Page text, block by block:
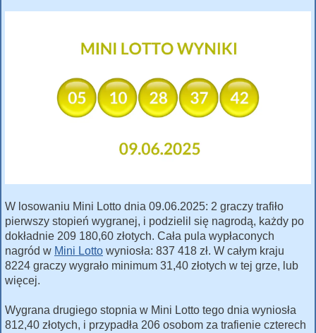
W losowaniu Mini Lotto dnia 09.06.2025: 2 graczy trafiło
pierwszy stopień wygranej, i podzielil się nagrodą, każdy po
dokładnie 209 180,60 złotych. Cała pula wypłaconych
nagród w Mini Lotto wyniosła: 837 418 zł. W całym kraju
8224 graczy wygrało minimum 31,40 złotych w tej grze, lub
więcej.
Wygrana drugiego stopnia w Mini Lotto tego dnia wyniosła
812,40 złotych, i przypadła 206 osobom za trafienie czterech